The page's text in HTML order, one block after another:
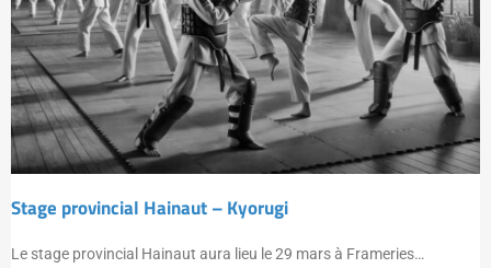
Stage provincial Hainaut – Kyorugi
Le stage provincial Hainaut aura lieu le 29 mars à Frameries…